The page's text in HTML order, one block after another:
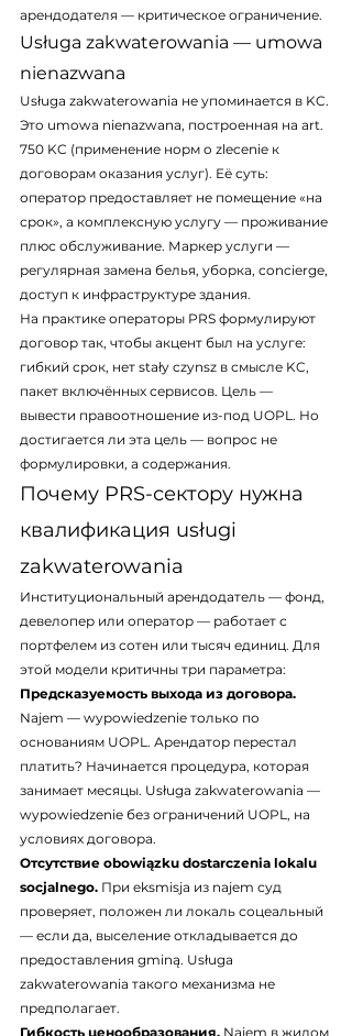
арендодателя — критическое ограничение.
Usługa zakwaterowania — umowa
nienazwana
Usługa zakwaterowania не упоминается в KC.
Это umowa nienazwana, построенная на art.
750 KC (применение норм o zlecenie к
договорам оказания услуг). Её суть:
оператор предоставляет не помещение «на
срок», а комплексную услугу — проживание
плюс обслуживание. Маркер услуги —
регулярная замена белья, уборка, concierge,
доступ к инфраструктуре здания.
На практике операторы PRS формулируют
договор так, чтобы акцент был на услуге:
гибкий срок, нет stały czynsz в смысле KC,
пакет включённых сервисов. Цель —
вывести правоотношение из-под UOPL. Но
достигается ли эта цель — вопрос не
формулировки, а содержания.
Почему PRS-сектору нужна
квалификация usługi
zakwaterowania
Институциональный арендодатель — фонд,
девелопер или оператор — работает с
портфелем из сотен или тысяч единиц. Для
этой модели критичны три параметра:
Предсказуемость выхода из договора.
Najem — wypowiedzenie только по
основаниям UOPL. Арендатор перестал
платить? Начинается процедура, которая
занимает месяцы. Usługa zakwaterowania —
wypowiedzenie без ограничений UOPL, на
условиях договора.
Отсутствие obowiązku dostarczenia lokalu
socjalnego. При eksmisja из najem суд
проверяет, положен ли локаль соцеальный
— если да, выселение откладывается до
предоставления gminą. Usługa
zakwaterowania такого механизма не
предполагает.
Гибкость ценообразования. Najem в жилом